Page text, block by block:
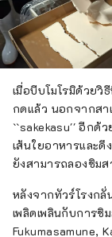
เมื่อบีบโมโรมิด้วย
กดแล้ว นอกจากสา
``sakekasu'' อีกด้
เส้นใยอาหารและ
ยังสามารถลองชิม
หลังจากทัวร์โรงก
เพลิดเพลินกับการ
Fukumasamune,